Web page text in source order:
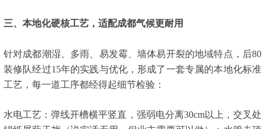
三、本地化硬核工艺，适配成都气候更耐用
针对成都潮湿、多雨、易发霉、墙体易开裂的地域特点，后80
装修队经过15年的实践与优化，形成了一套专属的本地化标准
工艺，每一道工序都经得起细节检验：
水电工艺：弹线开槽横平竖直，强弱电分离30cm以上，交叉处